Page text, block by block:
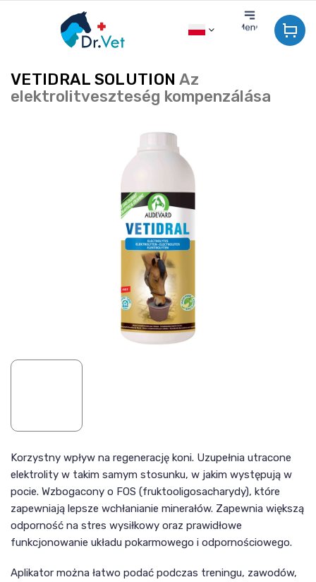
VETIDRAL SOLUTIONAz
elektrolitveszteség kompenzálása
Korzystny wpływ na regenerację koni. Uzupełnia utracone
elektrolity w takim samym stosunku, w jakim występują w
pocie. Wzbogacony o FOS (fruktooligosacharydy), które
zapewniają lepsze wchłanianie minerałów. Zapewnia większą
odporność na stres wysiłkowy oraz prawidłowe
funkcjonowanie układu pokarmowego i odpornościowego.
Aplikator można łatwo podać podczas treningu, zawodów,